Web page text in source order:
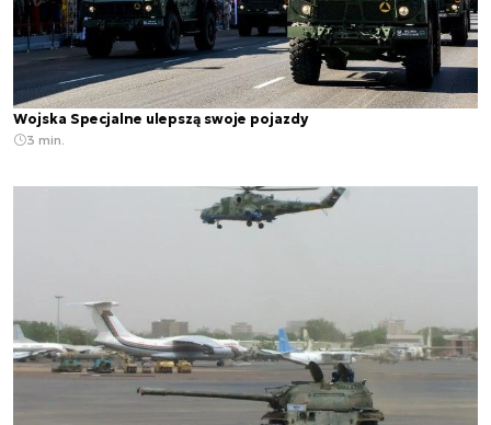
Wojska Specjalne ulepszą swoje pojazdy
3 min.